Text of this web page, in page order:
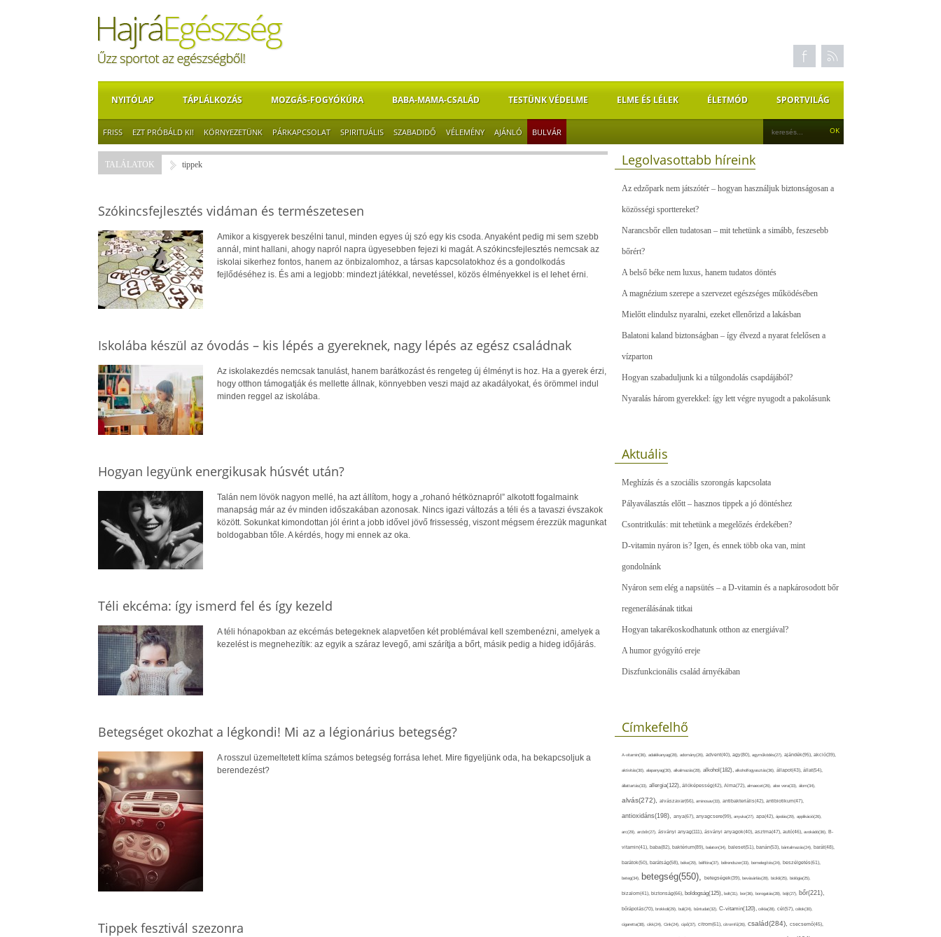
NYITÓLAP TÁPLÁLKOZÁS MOZGÁS-FOGYÓKÚRA BABA-MAMA-CSALÁD TESTÜNK VÉDELME ELME ÉS LÉLEK ÉLETMÓD SPORTVILÁG
FRISS EZT PRÓBÁLD KI! KÖRNYEZETÜNK PÁRKAPCSOLAT SPIRITUÁLIS SZABADIDŐ VÉLEMÉNY AJÁNLÓ BULVÁR
TALÁLATOK tippek
Szókincsfejlesztés vidáman és természetesen
Amikor a kisgyerek beszélni tanul, minden egyes új szó egy kis csoda. Anyaként pedig mi sem szebb
annál, mint hallani, ahogy napról napra ügyesebben fejezi ki magát. A szókincsfejlesztés nemcsak az
iskolai sikerhez fontos, hanem az önbizalomhoz, a társas kapcsolatokhoz és a gondolkodás
fejlődéséhez is. És ami a legjobb: mindezt játékkal, nevetéssel, közös élményekkel is el lehet érni.
Iskolába készül az óvodás – kis lépés a gyereknek, nagy lépés az egész családnak
Az iskolakezdés nemcsak tanulást, hanem barátkozást és rengeteg új élményt is hoz. Ha a gyerek érzi,
hogy otthon támogatják és mellette állnak, könnyebben veszi majd az akadályokat, és örömmel indul
minden reggel az iskolába.
Hogyan legyünk energikusak húsvét után?
Talán nem lövök nagyon mellé, ha azt állítom, hogy a „rohanó hétköznapról” alkotott fogalmaink
manapság már az év minden időszakában azonosak. Nincs igazi változás a téli és a tavaszi évszakok
között. Sokunkat kimondottan jól érint a jobb idővel jövő frissesség, viszont mégsem érezzük magunkat
boldogabban tőle. A kérdés, hogy mi ennek az oka.
Téli ekcéma: így ismerd fel és így kezeld
A téli hónapokban az ekcémás betegeknek alapvetően két problémával kell szembenézni, amelyek a
kezelést is megnehezítik: az egyik a száraz levegő, ami szárítja a bőrt, másik pedig a hideg időjárás.
Betegséget okozhat a légkondi! Mi az a légionárius betegség?
A rosszul üzemeltetett klíma számos betegség forrása lehet. Mire figyeljünk oda, ha bekapcsoljuk a
berendezést?
Tippek fesztivál szezonra
Legolvasottabb híreink
Az edzőpark nem játszótér – hogyan használjuk biztonságosan a
közösségi sporttereket?
Narancsbőr ellen tudatosan – mit tehetünk a simább, feszesebb
bőrért?
A belső béke nem luxus, hanem tudatos döntés
A magnézium szerepe a szervezet egészséges működésében
Mielőtt elindulsz nyaralni, ezeket ellenőrizd a lakásban
Balatoni kaland biztonságban – így élvezd a nyarat felelősen a
vízparton
Hogyan szabaduljunk ki a túlgondolás csapdájából?
Nyaralás három gyerekkel: így lett végre nyugodt a pakolásunk
Aktuális
Meghízás és a szociális szorongás kapcsolata
Pályaválasztás előtt – hasznos tippek a jó döntéshez
Csontritkulás: mit tehetünk a megelőzés érdekében?
D-vitamin nyáron is? Igen, és ennek több oka van, mint
gondolnánk
Nyáron sem elég a napsütés – a D-vitamin és a napkárosodott bőr
regenerálásának titkai
Hogyan takarékoskodhatunk otthon az energiával?
A humor gyógyító ereje
Diszfunkcionális család árnyékában
Címkefelhő
A-vitamin(36), adalékanyag(28), adomány(26), advent(40), agy(80), agyműködés(27), ajándék(95), akció(39),
aktivitás(30), alapanyag(30), alkalmazás(28), alkohol(182), alkoholfogyasztás(36), állapot(43), állat(54),
állattartás(33), allergia(122), állóképesség(42), Alma(72), almaecet(26), aloe vera(33), álom(34),
alvás(272), alvászavar(66), aminosav(33), antibakteriális(42), antibiotikum(47),
antioxidáns(198), anya(67), anyagcsere(99), anyuka(27), apa(42), ápolás(29), applikáció(26),
arc(29), arcbőr(27), ásványi anyag(111), ásványi anyagok(40), asztma(47), autó(46), avokádó(36), B-
vitamin(41), baba(82), baktérium(89), balaton(34), baleset(51), banán(53), bántalmazás(24), barát(48),
barátok(50), barátság(58), béke(29), bélflóra(37), bélrendszer(33), bemelegítés(24), beszélgetés(61),
beteg(34), betegség(550), betegségek(39), bevásárlás(28), bicikli(25), biológia(25),
bizalom(41), biztonság(66), boldogság(125), bolt(31), bor(36), borogatás(28), böjt(27), bőr(221),
bőrápolás(70), brokkoli(29), buli(24), bűntudat(32), C-vitamin(120), cékla(28), cél(57), célok(30),
cigaretta(38), cikk(24), Cink(24), cipő(37), citrom(61), citromfű(26), család(284), csecsemő(45),